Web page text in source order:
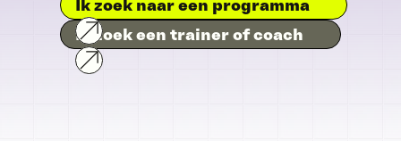
Ik zoek naar een programma
Ik zoek een trainer of coach